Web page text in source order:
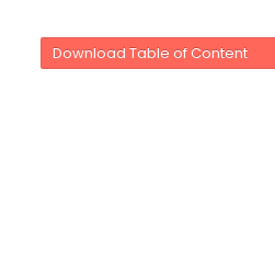
Download Table of Content